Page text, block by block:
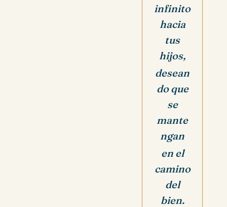
infinito
hacia
tus
hijos,
desean
do que
se
mante
ngan
en el
camino
del
bien.